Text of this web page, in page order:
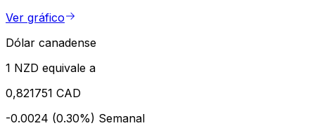
Ver gráfico
Dólar canadense
1 NZD equivale a
0,821751 CAD
-0.0024 (0.30%) Semanal